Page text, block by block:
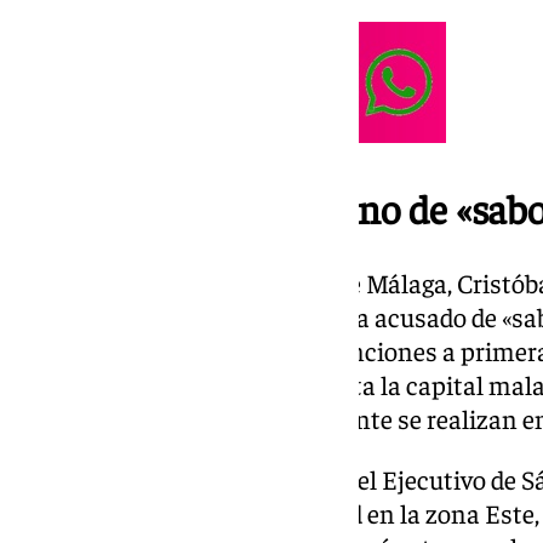
El PP acusa al Gobierno de
El coordinador general del PP de Málaga,
explicaciones al Gobierno y le ha acusado de
generar diez kilómetros de retenciones a
desde Rincón de la Victoria hasta la capital
mantenimiento que normalmente se realizan
De este modo, ha criticado que “el Ejecutivo de
actúa para mejorar la movilidad en la zona